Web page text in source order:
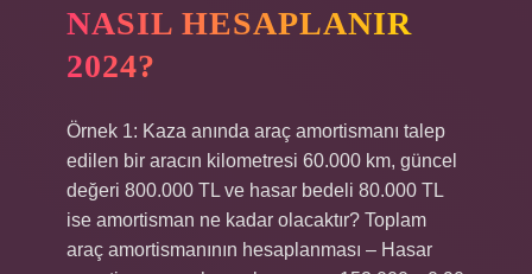
NASIL HESAPLANIR
2024?
Örnek 1: Kaza anında araç amortismanı talep
edilen bir aracın kilometresi 60.000 km, güncel
değeri 800.000 TL ve hasar bedeli 80.000 TL
ise amortisman ne kadar olacaktır? Toplam
araç amortismanının hesaplanması – Hasar